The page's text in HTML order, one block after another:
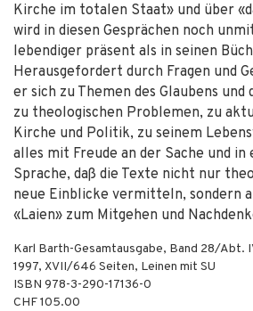
Kirche im totalen Staat» und über
wird in diesen Gesprächen noch
lebendiger präsent als in seinen
Herausgefordert durch Fragen und
er sich zu Themen des Glaubens und
zu theologischen Problemen, zu
Kirche und Politik, zu seinem
alles mit Freude an der Sache und in
Sprache, daß die Texte nicht nur
neue Einblicke vermitteln, sondern
«Laien» zum Mitgehen und
Karl Barth-Gesamtausgabe, Band 28/Abt.
1997, XVII/646 Seiten, Leinen mit SU
ISBN 978-3-290-17136-0
CHF 105.00